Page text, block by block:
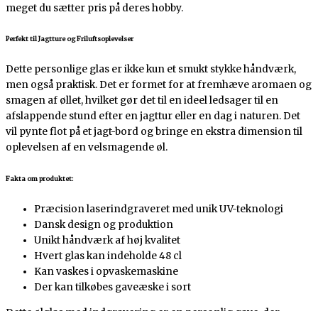
meget du sætter pris på deres hobby.
Perfekt til Jagtture og Friluftsoplevelser
Dette personlige glas er ikke kun et smukt stykke håndværk,
men også praktisk. Det er formet for at fremhæve aromaen og
smagen af øllet, hvilket gør det til en ideel ledsager til en
afslappende stund efter en jagttur eller en dag i naturen. Det
vil pynte flot på et jagt-bord og bringe en ekstra dimension til
oplevelsen af en velsmagende øl.
Fakta om produktet:
Præcision laserindgraveret med unik UV-teknologi
Dansk design og produktion
Unikt håndværk af høj kvalitet
Hvert glas kan indeholde 48 cl
Kan vaskes i opvaskemaskine
Der kan tilkøbes gaveæske i sort